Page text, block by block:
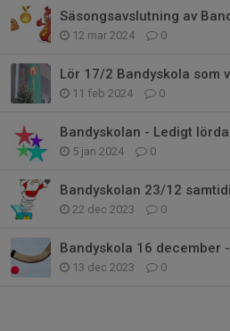
Säsongsavslutning av
12 mar 2024 0
Lör 17/2 Bandyskola som
11 feb 2024 0
Bandyskolan - Ledigt
5 jan 2024 0
22 dec 2023 0
Bandyskola 16 december
13 dec 2023 0